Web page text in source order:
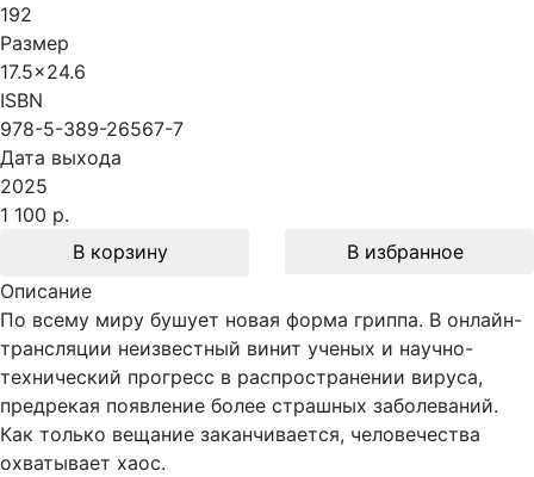
192
Размер
17.5x24.6
ISBN
978-5-389-26567-7
Дата выхода
2025
1 100 р.
В корзину
В избранное
Описание
По всему миру бушует новая форма гриппа. В онлайн-
трансляции неизвестный винит ученых и научно-
технический прогресс в распространении вируса,
предрекая появление более страшных заболеваний.
Как только вещание заканчивается, человечества
охватывает хаос.